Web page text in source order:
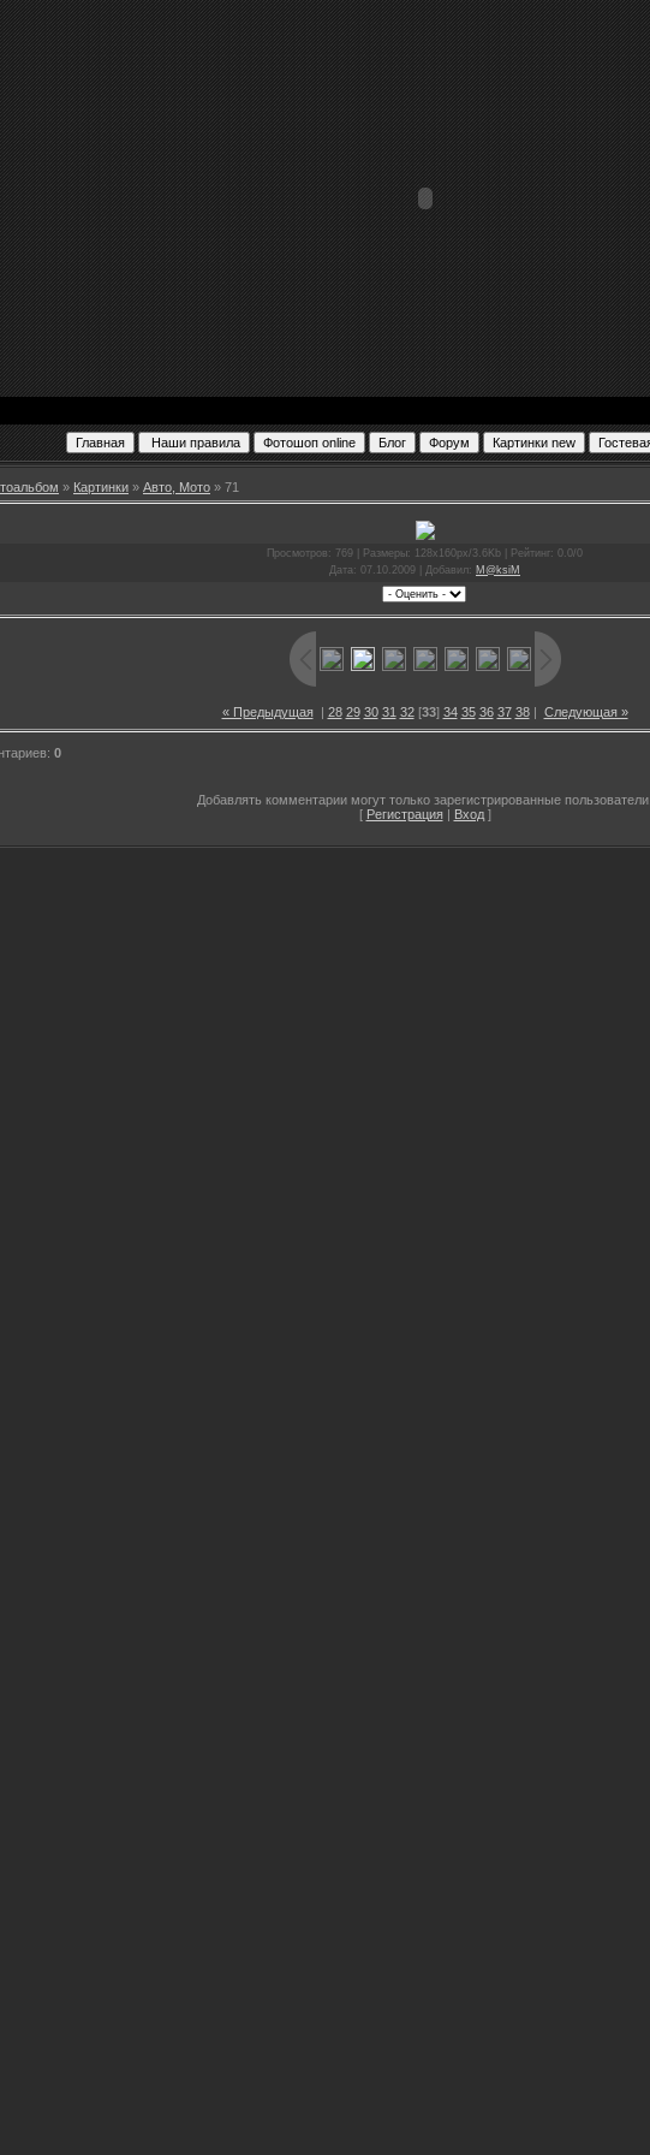
» Картинки » Авто, Мото » 71
Просмотров : 769 | Размеры: 128x160px/3.6Kb | Рейтинг: 0.0/0
Дата : 07.10.2009 | Добавил: M@ksiM
« Предыдущая| 28 29 30 31 32[33] 34 35 36 37 38| Следующая »
: 0
Добавлять комментарии могут только зарегистрированные пользователи.
[ Регистрация| Вход]